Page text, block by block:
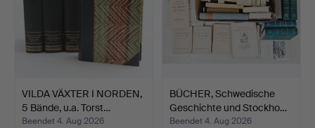
VILDA VÄXTER I NORDEN,
5 Bände, u.a. Torst…
Beendet 4. Aug 2026
BÜCHER, Schwedische
Geschichte und Stockho…
Beendet 4. Aug 2026